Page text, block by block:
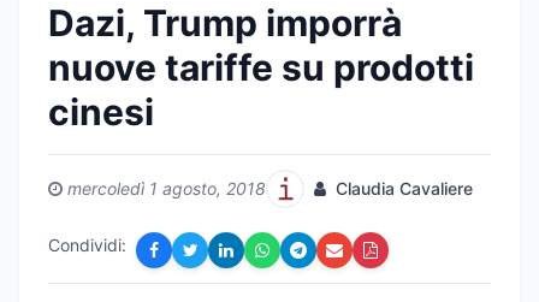
Dazi, Trump imporrà
nuove tariffe su prodotti
cinesi
mercoledì 1 agosto, 2018 Claudia Cavaliere
Condividi: